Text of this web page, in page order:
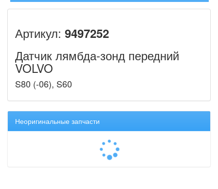
Артикул: 9497252
Датчик лямбда-зонд передний
VOLVO
S80 (-06), S60
Неоригинальные запчасти